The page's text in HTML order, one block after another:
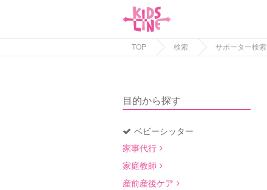
TOP 検索 サポーター検索
目的から探す
ベビーシッター
家事代行
家庭教師
産前産後ケア